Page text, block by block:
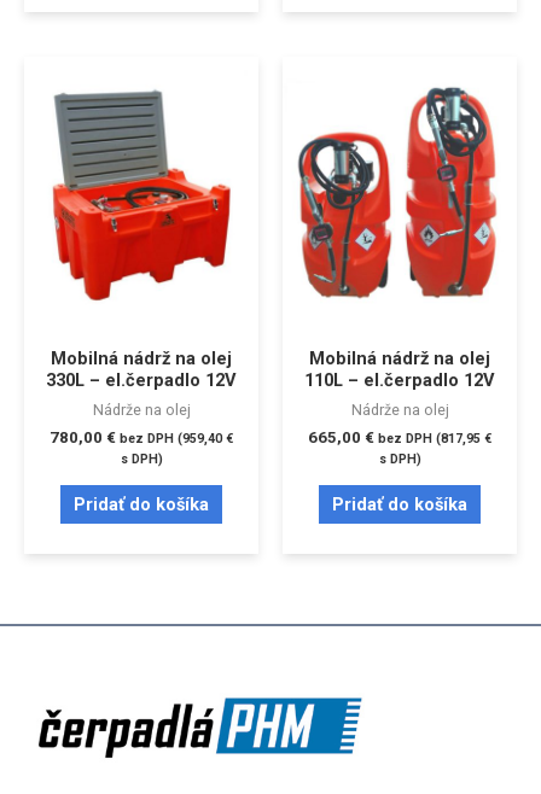
Mobilná nádrž na olej
330L – el.čerpadlo 12V
Nádrže na olej
780,00 € bez DPH (959,40€
s DPH)
Pridať do košíka
Mobilná nádrž na olej
110L – el.čerpadlo 12V
Nádrže na olej
665,00 € bez DPH (817,95 €
s DPH)
Pridať do košíka